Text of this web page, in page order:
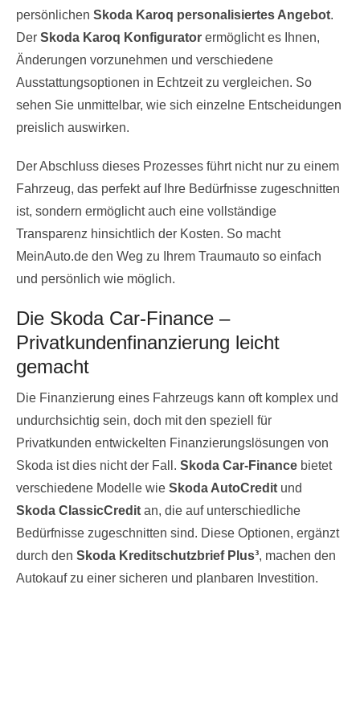
persönlichen Skoda Karoq personalisiertes Angebot.
Der Skoda Karoq Konfigurator ermöglicht es Ihnen,
Änderungen vorzunehmen und verschiedene
Ausstattungsoptionen in Echtzeit zu vergleichen. So
sehen Sie unmittelbar, wie sich einzelne Entscheidungen
preislich auswirken.
Der Abschluss dieses Prozesses führt nicht nur zu einem
Fahrzeug, das perfekt auf Ihre Bedürfnisse zugeschnitten
ist, sondern ermöglicht auch eine vollständige
Transparenz hinsichtlich der Kosten. So macht
MeinAuto.de den Weg zu Ihrem Traumauto so einfach
und persönlich wie möglich.
Die Skoda Car-Finance –
Privatkundenfinanzierung leicht
gemacht
Die Finanzierung eines Fahrzeugs kann oft komplex und
undurchsichtig sein, doch mit den speziell für
Privatkunden entwickelten Finanzierungslösungen von
Skoda ist dies nicht der Fall. Skoda Car-Finance bietet
verschiedene Modelle wie Skoda AutoCredit und
Skoda ClassicCredit an, die auf unterschiedliche
Bedürfnisse zugeschnitten sind. Diese Optionen, ergänzt
durch den Skoda Kreditschutzbrief Plus³, machen den
Autokauf zu einer sicheren und planbaren Investition.